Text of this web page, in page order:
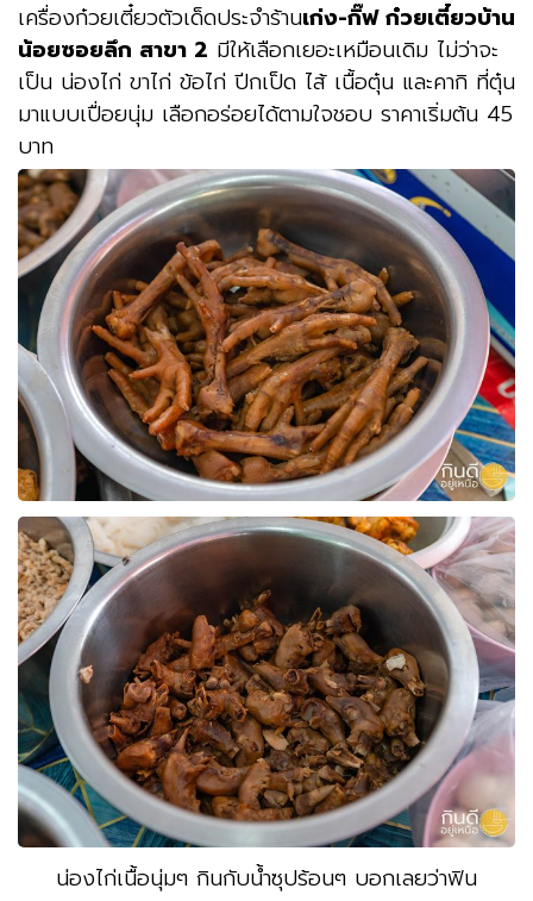
เครื่องก๋วยเตี๋ยวตัวเด็ดประจำร้านเก่ง-กิ๊ฟ ก๋วยเตี๋ยวบ้าน
น้อยซอยลึก สาขา 2 มีให้เลือกเยอะเหมือนเดิม ไม่ว่าจะ
เป็น น่องไก่ ขาไก่ ข้อไก่ ปีกเป็ด ไส้ เนื้อตุ๋น และคากิ ที่ตุ๋น
มาแบบเปื่อยนุ่ม เลือกอร่อยได้ตามใจชอบ ราคาเริ่มต้น 45
บาท
น่องไก่เนื้อนุ่มๆ กินกับน้ำซุปร้อนๆ บอกเลยว่าฟิน